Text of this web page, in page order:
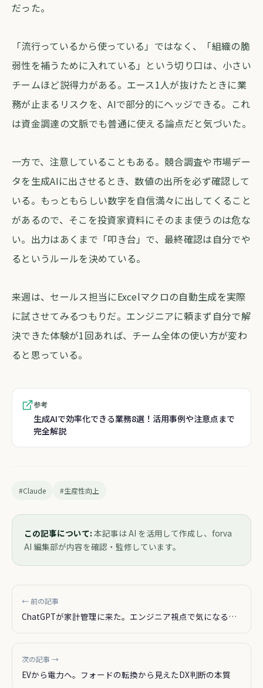
だった。
「流行っているから使っている」ではなく、「組織の脆
弱性を補うために入れている」という切り口は、小さい
チームほど説得力がある。エース1人が抜けたときに業
務が止まるリスクを、AIで部分的にヘッジできる。これ
は資金調達の文脈でも普通に使える論点だと気づいた。
一方で、注意していることもある。競合調査や市場デー
タを生成AIに出させるとき、数値の出所を必ず確認して
いる。もっともらしい数字を自信満々に出してくること
があるので、そこを投資家資料にそのまま使うのは危な
い。出力はあくまで「叩き台」で、最終確認は自分でや
るというルールを決めている。
来週は、セールス担当にExcelマクロの自動生成を実際
に試させてみるつもりだ。エンジニアに頼まず自分で解
決できた体験が1回あれば、チーム全体の使い方が変わ
ると思っている。
参考
生成AIで効率化できる業務8選！活用事例や注意点まで
完全解説
#Claude #生産性向上
この記事について: 本記事は AI を活用して作成し、forva
AI 編集部が内容を確認・監修しています。
← 前の記事
ChatGPTが家計管理に来た。エンジニア視点で気になるの
そこじゃない
次の記事 →
EVから電力へ。フォードの転換から見えたDX判断の本質